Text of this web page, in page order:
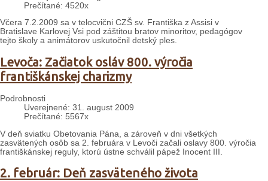
Prečítané: 4520x
Včera 7.2.2009 sa v telocvični CZŠ sv. Františka z Assisi v
Bratislave Karlovej Vsi pod záštitou bratov minoritov, pedagógov
tejto školy a animátorov uskutočnil detský ples.
Levoča: Začiatok osláv 800. výročia
františkánskej charizmy
Podrobnosti
Uverejnené: 31. august 2009
Prečítané: 5567x
V deň sviatku Obetovania Pána, a zároveň v dni všetkých
zasvätených osôb sa 2. februára v Levoči začali oslavy 800. výročia
františkánskej reguly, ktorú ústne schválil pápež Inocent III.
2. február: Deň zasväteného života